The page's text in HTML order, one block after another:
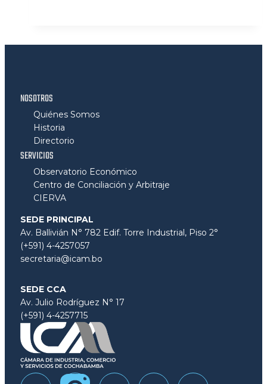
NOSOTROS
Quiénes Somos
Historia
Directorio
SERVICIOS
Observatorio Económico
Centro de Conciliación y Arbitraje
CIERVA
SEDE PRINCIPAL
Av. Ballivián N° 782 Edif. Torre Industrial, Piso 2°
(+591) 4-4257057
secretaria@icam.bo
SEDE CCA
Av. Julio Rodríguez N° 17
(+591) 4-4257715